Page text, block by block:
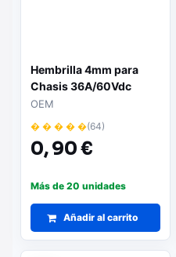
Hembrilla 4mm para
Chasis 36A/60Vdc
color NEGRA
OEM
� � � � �(64)
0,90 €
Más de 20 unidades
Añadir al carrito